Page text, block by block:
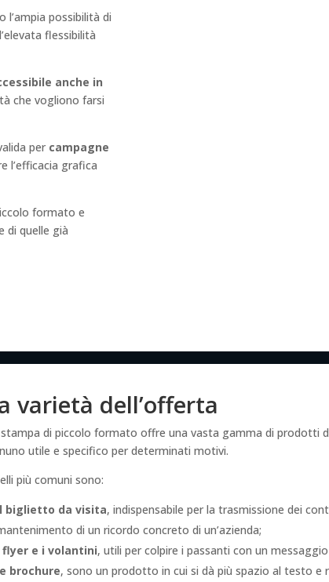
possibilità di
flessibilità
anche in
che vogliono farsi
per campagne
l’efficacia grafica
formato e
di quelle già
varietà dell’offerta
di piccolo formato offre una vasta gamma di prodotti
utile e specifico per determinati motivi.
più comuni sono:
biglietto da visita, indispensabile per la trasmissione dei
di un ricordo concreto di un’azienda;
flyer e i volantini, utili per colpire i passanti con un
brochure, sono un prodotto in cui si dà più spazio al testo e